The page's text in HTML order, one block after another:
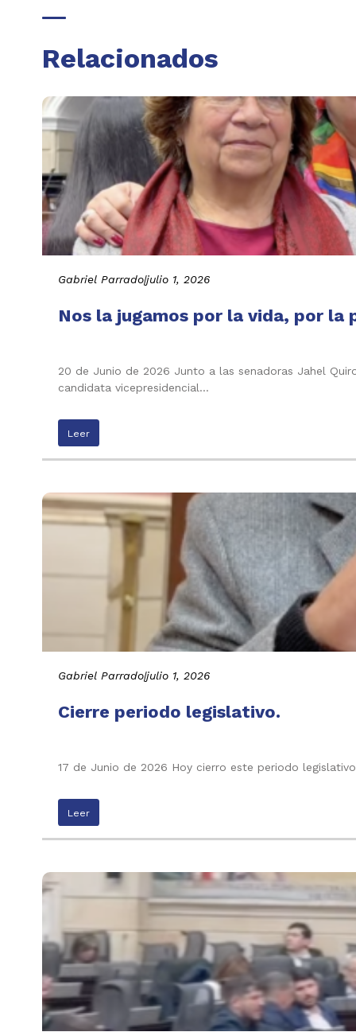
Relacionados
Gabriel Parrado|julio 1, 2026
Nos la jugamos por la vida, por
20 de Junio de 2026 Junto a las senadoras Jahel
candidata vicepresidencial…
Leer
Gabriel Parrado|julio 1, 2026
Cierre periodo legislativo.
17 de Junio de 2026 Hoy cierro este periodo
Leer